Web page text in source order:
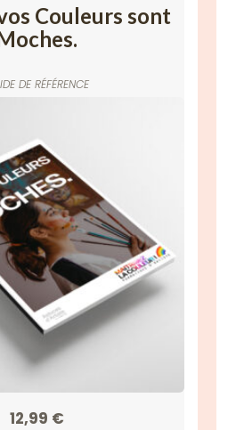
Couleurs sont
DE RÉFÉRENCE
12,99 €